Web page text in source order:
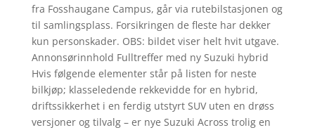
fra Fosshaugane Campus, går via rutebilstasjonen og
til samlingsplass. Forsikringen de fleste har dekker
kun personskader. OBS: bildet viser helt hvit utgave.
Annonsørinnhold Fulltreffer med ny Suzuki hybrid
Hvis følgende elementer står på listen for neste
bilkjøp; klasse­ledende rekkevidde for en hybrid,
driftssikkerhet i en ferdig utstyrt SUV uten en drøss
versjoner og tilvalg – er nye Suzuki Across trolig en